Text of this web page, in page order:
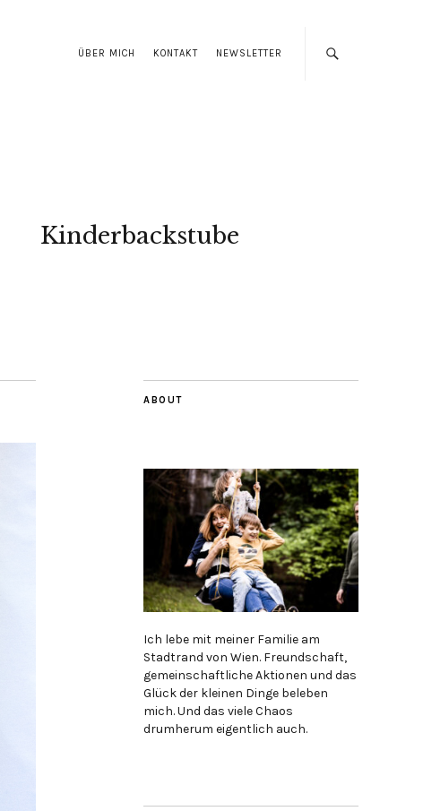
ÜBER MICH KONTAKT NEWSLETTER
Kinderbackstube
ABOUT
Ich lebe mit meiner Familie am
Stadtrand von Wien. Freundschaft,
gemeinschaftliche Aktionen und das
Glück der kleinen Dinge beleben
mich. Und das viele Chaos
drumherum eigentlich auch.